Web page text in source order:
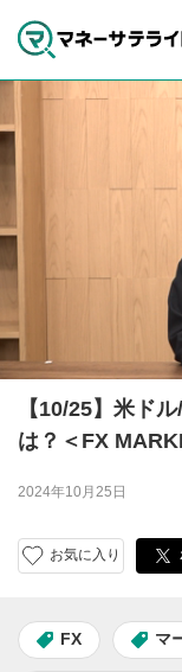
【10/25】米ド
は？＜FX
2024年10月25日
お気に入り
FX マ